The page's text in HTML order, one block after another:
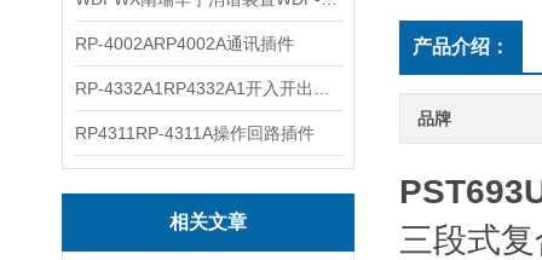
RP-4002ARP4002A通讯插件
RP4311RP-4311A操作回路插件
相关文章
产品介绍：
品牌
三段式